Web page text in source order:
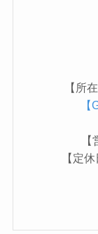
【所
【定